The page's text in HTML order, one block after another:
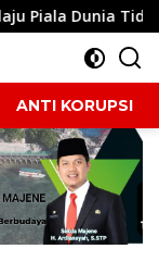
Dengan
ANTI KORUPSI